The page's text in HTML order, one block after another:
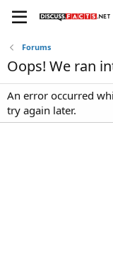
Forums
Oops! We ran
An error occurred
try again later.